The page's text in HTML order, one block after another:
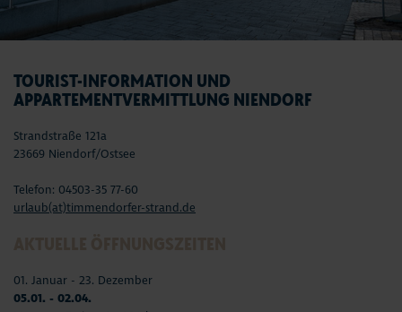
TOURIST-INFORMATION UND
APPARTEMENTVERMITTLUNG NIENDORF
Strandstraße 121a
23669 Niendorf/Ostsee
Telefon: 04503-35 77-60
urlaub(at)timmendorfer-strand.de
01. Januar - 23. Dezember
05.01. - 02.04.